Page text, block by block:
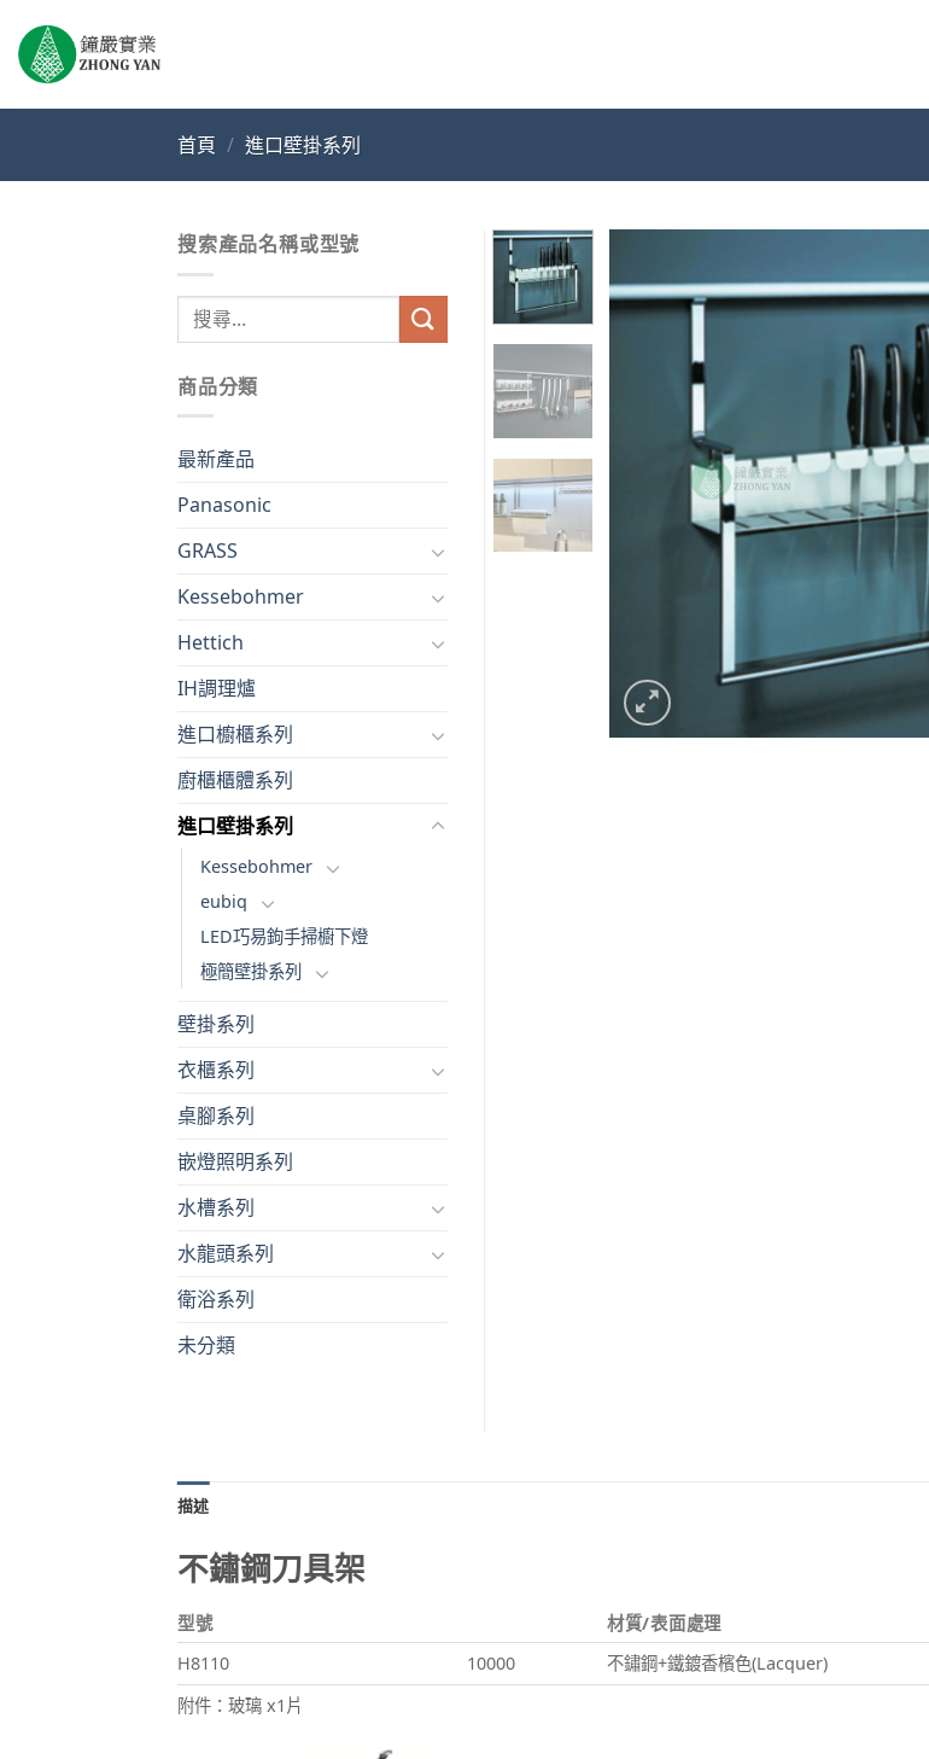
content
首頁 / 進口壁掛系列
搜索產品名稱或型號
鍵
字:
商品分類
最新產品
Panasonic
GRASS
Kessebohmer
Hettich
IH調理爐
進口櫥櫃系列
廚櫃櫃體系列
進口壁掛系列
Kessebohmer
eubiq
LED巧易鉤手掃櫥下燈
極簡壁掛系列
壁掛系列
衣櫃系列
桌腳系列
嵌燈照明系列
水槽系列
水龍頭系列
衛浴系列
未分類
描述
不鏽鋼刀具架
型號 材質/表面處理
H8110
10000 不鏽鋼+鐵鍍香檳色(Lacquer)
附件：玻璃 x1片